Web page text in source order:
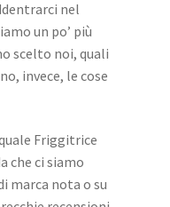
nel
un po’ più
scelto noi, quali
invece, le cose
Friggitrice
che ci siamo
marca nota o su